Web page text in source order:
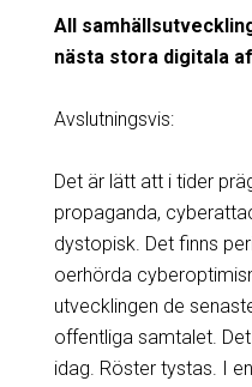
All
nästa stora digitala
Avslutningsvis:
Det är lätt att i tider
propaganda,
dystopisk. Det finns
oerhörda
utvecklingen de
offentliga samtalet.
idag. Röster tystas. I